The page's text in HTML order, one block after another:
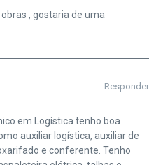
, gostaria de uma
Responder
em Logística tenho boa
auxiliar logística, auxiliar de
e conferente. Tenho